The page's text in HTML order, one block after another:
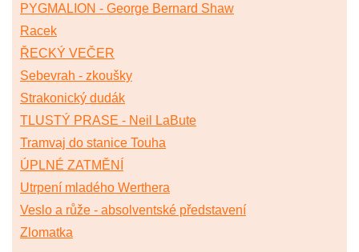
PYGMALION - George Bernard Shaw
Racek
ŘECKÝ VEČER
Sebevrah - zkoušky
Strakonický dudák
TLUSTÝ PRASE - Neil LaBute
Tramvaj do stanice Touha
ÚPLNÉ ZATMĚNÍ
Utrpení mladého Werthera
Veslo a růže - absolventské představení
Zlomatka